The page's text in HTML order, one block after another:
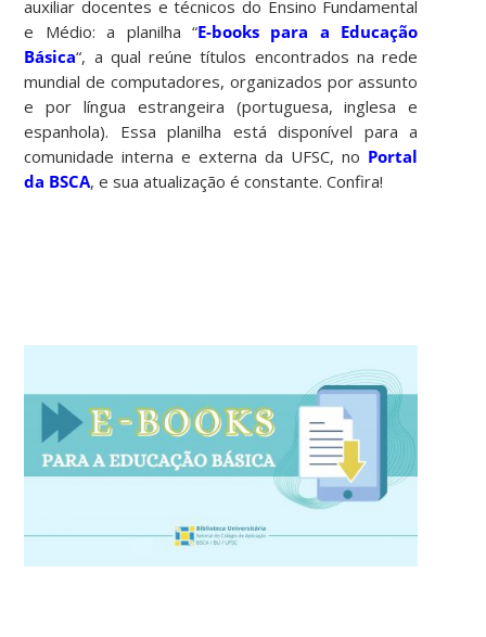
auxiliar docentes e técnicos do Ensino Fundamental
e Médio: a planilha “E-books para a Educação
Básica“, a qual reúne títulos encontrados na rede
mundial de computadores, organizados por assunto
e por língua estrangeira (portuguesa, inglesa e
espanhola). Essa planilha está disponível para a
comunidade interna e externa da UFSC, no Portal
da BSCA, e sua atualização é constante. Confira!